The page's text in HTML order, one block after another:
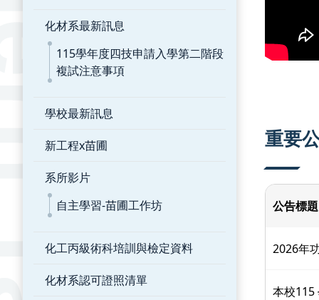
化材系最新訊息
115學年度四技申請入學第二階段
複試注意事項
學校最新訊息
新工程x苗圃
系所影片
自主學習-苗圃工作坊
化工丙級術科培訓與檢定資料
化材系認可證照清單
重要
公告標題
2026年
本校115